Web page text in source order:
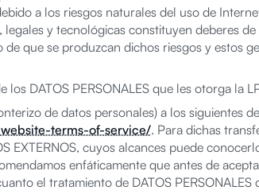
a los riesgos naturales del uso de
y tecnológicas constituyen deberes de
que se produzcan dichos riesgos y estos
DATOS PERSONALES que les otorga la
de datos personales) a los siguientes
terms-of-service/. Para dichas
EXTERNOS, cuyos alcances puede
enfáticamente que antes de
el tratamiento de DATOS PERSONALES